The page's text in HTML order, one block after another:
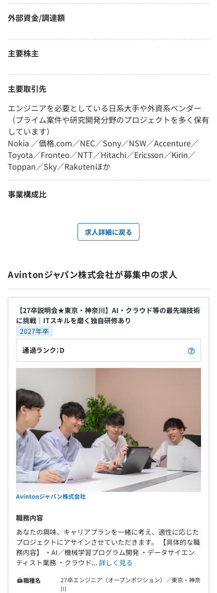
外部資金/調達額
主要株主
主要取引先
エンジニアを必要としている日系大手や外資系ベンダー
（プライム案件や研究開発分野のプロジェクトを多く保有
しています）
Nokia ／価格.com／NEC／Sony／NSW／Accenture／
Toyota／Fronteo／NTT／Hitachi／Ericsson／Kirin／
Toppan／Sky／Rakutenほか
事業構成比
求人詳細に戻る
Avintonジャパン株式会社が募集中の求人
【27卒説明会★東京・神奈川】AI・クラウド等の最先端技術
に挑戦｜ITスキルを磨く独自研修あり
2027年卒
通過ランク：D
Avintonジャパン株式会社
職務内容
あなたの興味、キャリアプランを一緒に考え、適性に応じた
プロジェクトにアサインさせていただきます。 【具体的な職
務内容】 ・AI／機械学習プログラム開発 ・データサイエン
ティスト業務 ・クラウド... 詳しく見る
職種名
27卒エンジニア（オープンポジション）／東京・神奈
川